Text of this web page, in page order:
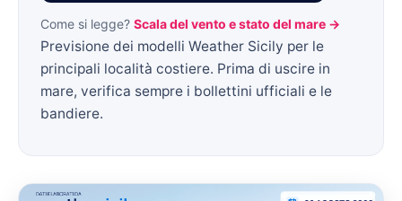
Come si legge? Scala del vento e stato del mare →
Previsione dei modelli Weather Sicily per le
principali località costiere. Prima di uscire in
mare, verifica sempre i bollettini ufficiali e le
bandiere.